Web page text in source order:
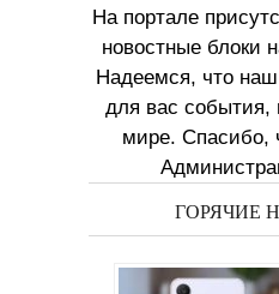
На портале
новостные блоки
Надеемся, что
для вас
мире. Спасибо,
ГОРЯЧИЕ